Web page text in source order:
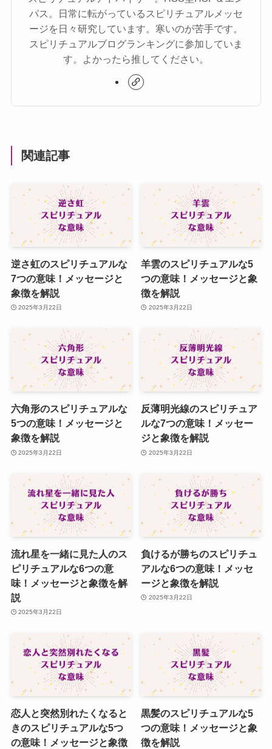
パス。日常に転がっているスピリチュアルメッセ
ージを日々研究しています。寒いのが苦手です。
スピリチュアルブログランキングに参加していま
す。よかったら推してください。
関連記事
逆さ虹のスピリチュアルな
7つの意味！メッセージと
象徴を解説
2025年3月22日
羊雲のスピリチュアルな5
つの意味！メッセージと象
徴を解説
2025年3月22日
六角形のスピリチュアルな
5つの意味！メッセージと
象徴を解説
2025年3月22日
反薄明光線のスピリチュア
ルな7つの意味！メッセー
ジと象徴を解説
2025年3月22日
流れ星を一緒に見た人のス
ピリチュアルな6つの意
味！メッセージと象徴を解
説
2025年3月22日
負けるが勝ちのスピリチュ
アルな6つの意味！メッセ
ージと象徴を解説
2025年3月22日
恋人と突然別れたくなると
きのスピリチュアルな5つ
の意味！メッセージと象徴
黒髪のスピリチュアルな5
つの意味！メッセージと象
徴を解説